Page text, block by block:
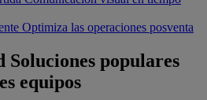
Optimiza las operaciones posventa
Soluciones populares
equipos